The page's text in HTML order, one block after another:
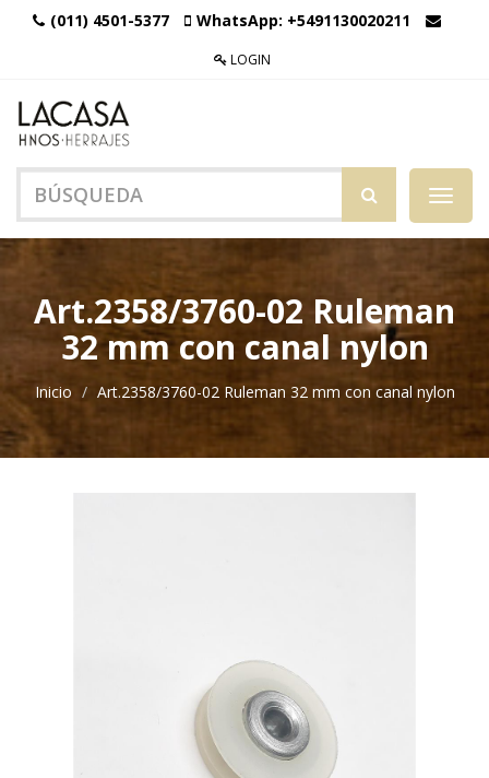
(011) 4501-5377 WhatsApp: +5491130020211
LOGIN
Menú
de
Art.2358/3760-02 Ruleman
32 mm con canal nylon
Inicio Art.2358/3760-02 Ruleman 32 mm con canal nylon